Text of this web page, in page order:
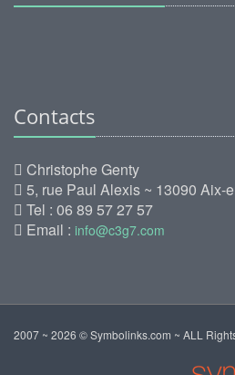
Contacts
Christophe Genty
5, rue Paul Alexis ~ 13090 Aix-
Tel : 06 89 57 27 57
Email : info@c3g7.com
2007 ~ 2026 © Symbolinks.com ~ ALL